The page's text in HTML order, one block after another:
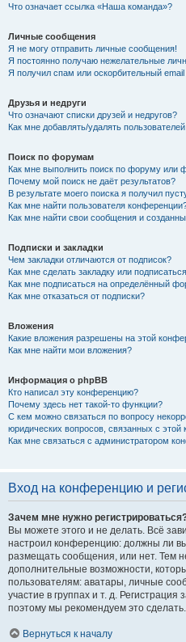
Что означает ссылка «Наша команда»?
Личные сообщения
Я не могу отправить личные сообщения!
Я постоянно получаю нежелательные
Я получил спам или оскорбительный email
Друзья и недруги
Что означают списки друзей и недругов?
Как мне добавлять/удалять
Поиск по форумам
Как мне выполнить поиск по форуму или
Почему мой поиск не даёт результатов?
В результате моего поиска я получил
Как мне найти пользователя
Как мне найти свои сообщения и
Подписки и закладки
Чем закладки отличаются от подписок?
Как мне сделать закладку или
Как мне подписаться на определённый
Как мне отказаться от подписки?
Вложения
Какие вложения разрешены на этой
Как мне найти мои вложения?
Информация о phpBB
Кто написал эту конференцию?
Почему здесь нет такой-то функции?
С кем можно связаться по вопросу
юридических вопросов, связанных с этой
Как мне связаться с администратором
Вход на конференцию и
Зачем мне нужно
Вы можете этого и не делать. Всё
настроил конференцию: должны ли
размещать сообщения, или нет. Тем
дополнительные возможности,
пользователям: аватары, личные
участие в группах и т. д. Регистрация
поэтому мы рекомендуем это сделать.
Вернуться к началу